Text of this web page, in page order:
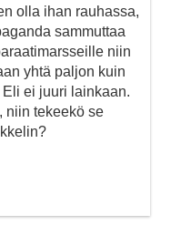
olla ihan rauhassa,
sammuttaa
niin
yhtä paljon kuin
ei juuri lainkaan.
niin tekeekö se